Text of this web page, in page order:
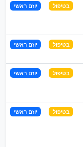
בטיפול יוזם ראשי
בטיפול יוזם ראשי
בטיפול יוזם ראשי
בטיפול יוזם ראשי